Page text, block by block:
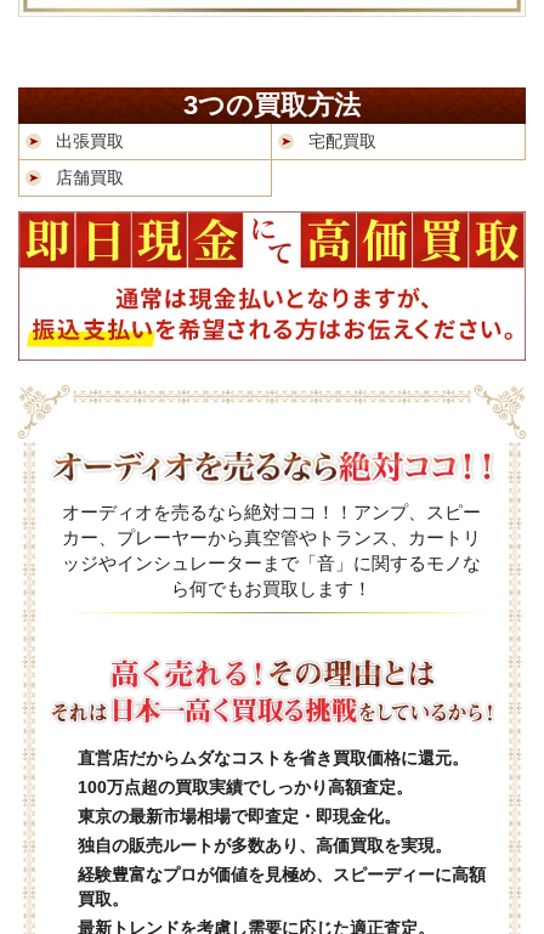
3つの買取方法
出張買取
宅配買取
店舗買取
オーディオを売るなら絶対ココ！！アンプ、スピー
カー、プレーヤーから真空管やトランス、カートリ
ッジやインシュレーターまで「音」に関するモノな
ら何でもお買取します！
直営店だからムダなコストを省き買取価格に還元。
100万点超の買取実績でしっかり高額査定。
東京の最新市場相場で即査定・即現金化。
独自の販売ルートが多数あり、高価買取を実現。
経験豊富なプロが価値を見極め、スピーディーに高額
買取。
最新トレンドを考慮し需要に応じた適正査定。